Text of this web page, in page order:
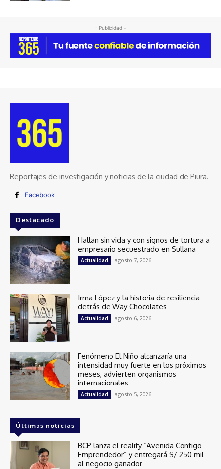
- Publicidad -
Reportajes de investigación y noticias de la ciudad de Piura.
Facebook
Destacado
Hallan sin vida y con signos de tortura a
empresario secuestrado en Sullana
Actualidad agosto 7, 2026
Irma López y la historia de resiliencia
detrás de Way Chocolates
Actualidad agosto 6, 2026
Fenómeno El Niño alcanzaría una
intensidad muy fuerte en los próximos
meses, advierten organismos
internacionales
Actualidad agosto 5, 2026
Últimas noticias
BCP lanza el reality “Avenida Contigo
Emprendedor” y entregará S/ 250 mil
al negocio ganador